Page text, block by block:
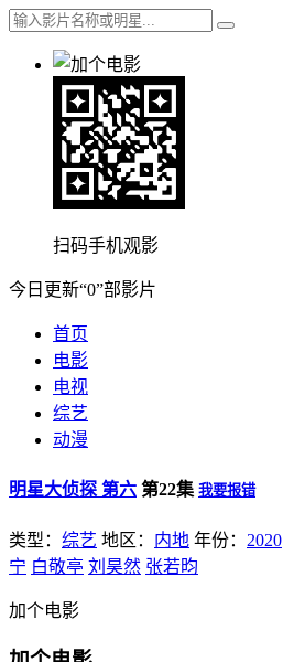
扫码手机观影
今日更新“0”部影片
首页
电影
电视
综艺
动漫
明星大侦探 第六 第22集 我要报错
类型： 综艺 地区： 内地 年份： 2020
宁 白敬亭 刘昊然 张若昀
加个电影